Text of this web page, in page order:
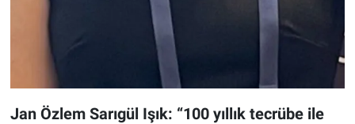
Jan Özlem Sarıgül Işık: “100 yıllık tecrübe ile